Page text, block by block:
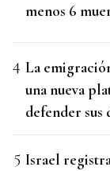
menos 6
La
una nueva
defender sus
Israel